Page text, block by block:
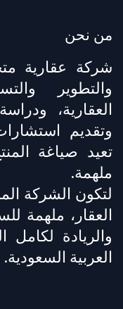
من نحن
شركة عقارية
والتطوير
العقارية،
وتقديم
تعيد صياغة
ملهمة.
لتكون الشركة
العقار، ملهمة
والريادة لكامل
العربية السعودية.